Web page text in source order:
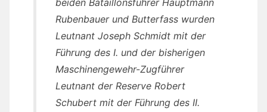
Rubenbauer und Butterfass wurden
Leutnant Joseph Schmidt mit der
Führung des I. und der bisherigen
Maschinengewehr-Zugführer
Leutnant der Reserve Robert
Schubert mit der Führung des II.